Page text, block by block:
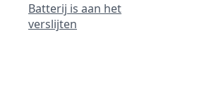
Batterij is aan het
verslijten